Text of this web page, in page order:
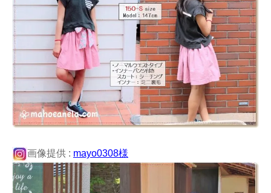
画像提供 : mayo0308様